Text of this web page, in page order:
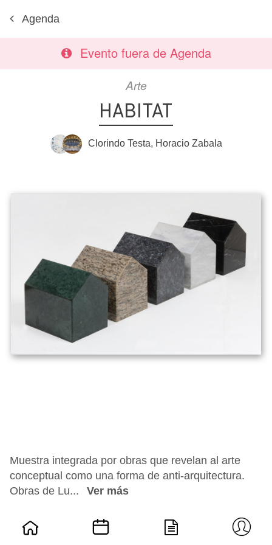
Agenda
Evento fuera de Agenda
Arte
HABITAT
Clorindo Testa, Horacio Zabala
Muestra integrada por obras que revelan al arte
conceptual como una forma de anti-arquitectura.
Obras de Lu...
Ver más